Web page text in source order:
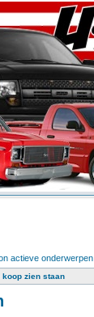
actieve onderwerpen
koop zien staan